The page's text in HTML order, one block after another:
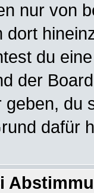
nur von
dort
du
der
du
dafür